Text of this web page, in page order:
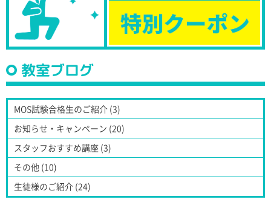
教室ブログ
MOS試験合格生のご紹介 (3)
お知らせ・キャンペーン (20)
スタッフおすすめ講座 (3)
その他 (10)
生徒様のご紹介 (24)